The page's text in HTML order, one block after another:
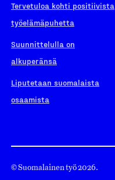
Tervetuloa kohti positiivista
työelämäpuhetta
Suunnittelulla on
alkuperänsä
Liputetaan suomalaista
osaamista
© Suomalainen työ 2026.